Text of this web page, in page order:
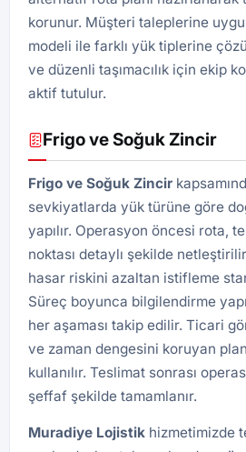
korunur. Müşteri taleplerine
modeli ile farklı yük tiplerine
ve düzenli taşımacılık için ekip
aktif tutulur.
Frigo ve Soğuk Zincir
Frigo ve Soğuk Zincir
sevkiyatlarda yük türüne göre
yapılır. Operasyon öncesi rota,
noktası detaylı şekilde
hasar riskini azaltan istifleme
Süreç boyunca bilgilendirme
her aşaması takip edilir. Ticari
ve zaman dengesini koruyan
kullanılır. Teslimat sonrası
şeffaf şekilde tamamlanır.
Muradiye Lojistik hizmetimizde